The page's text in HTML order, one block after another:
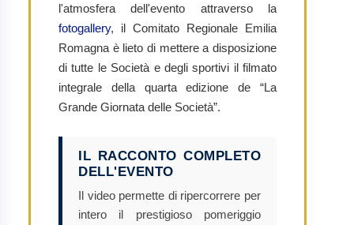
l'atmosfera dell'evento attraverso la
fotogallery, il Comitato Regionale Emilia
Romagna è lieto di mettere a disposizione
di tutte le Società e degli sportivi il filmato
integrale della quarta edizione de “La
Grande Giornata delle Società”.
IL RACCONTO COMPLETO
DELL'EVENTO
Il video permette di ripercorrere per
intero il prestigioso pomeriggio